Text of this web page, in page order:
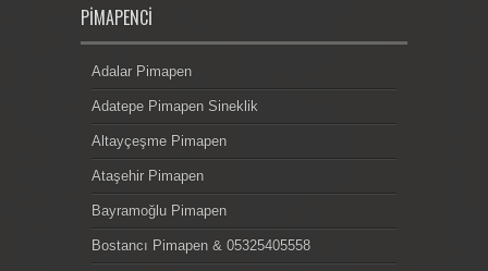
PIMAPENCI
Adalar Pimapen
Adatepe Pimapen Sineklik
Altayçeşme Pimapen
Ataşehir Pimapen
Bayramoğlu Pimapen
Bostancı Pimapen & 05325405558